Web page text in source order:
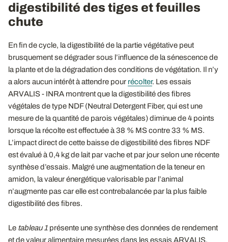
digestibilité des tiges et feuilles
chute
En fin de cycle, la digestibilité de la partie végétative peut
brusquement se dégrader sous l’influence de la sénescence de
la plante et de la dégradation des conditions de végétation. Il n’y
a alors aucun intérêt à attendre pour récolter. Les essais
ARVALIS - INRA montrent que la digestibilité des fibres
végétales de type NDF (Neutral Detergent Fiber, qui est une
mesure de la quantité de parois végétales) diminue de 4 points
lorsque la récolte est effectuée à 38 % MS contre 33 % MS.
L’impact direct de cette baisse de digestibilité des fibres NDF
est évalué à 0,4 kg de lait par vache et par jour selon une récente
synthèse d’essais. Malgré une augmentation de la teneur en
amidon, la valeur énergétique valorisable par l’animal
n’augmente pas car elle est contrebalancée par la plus faible
digestibilité des fibres.
Le tableau 1 présente une synthèse des données de rendement
et de valeur alimentaire mesurées dans les essais ARVALIS.